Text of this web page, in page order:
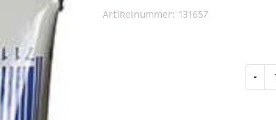
-
Artikelnummer: 131657